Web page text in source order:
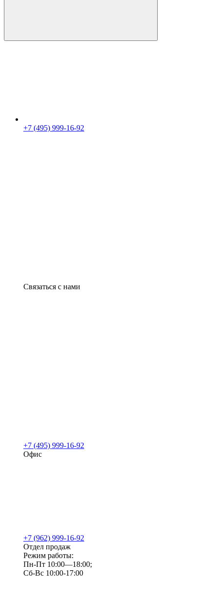
+7 (495) 999-16-92
Связаться с нами
+7 (495) 999-16-92
Офис
+7 (962) 999-16-92
Отдел продаж
Режим работы:
Пн-Пт 10:00—18:00;
Сб-Вс 10:00-17:00